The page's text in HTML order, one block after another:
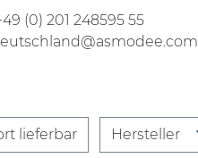
(0) 201 248595 55
lieferbar Hersteller